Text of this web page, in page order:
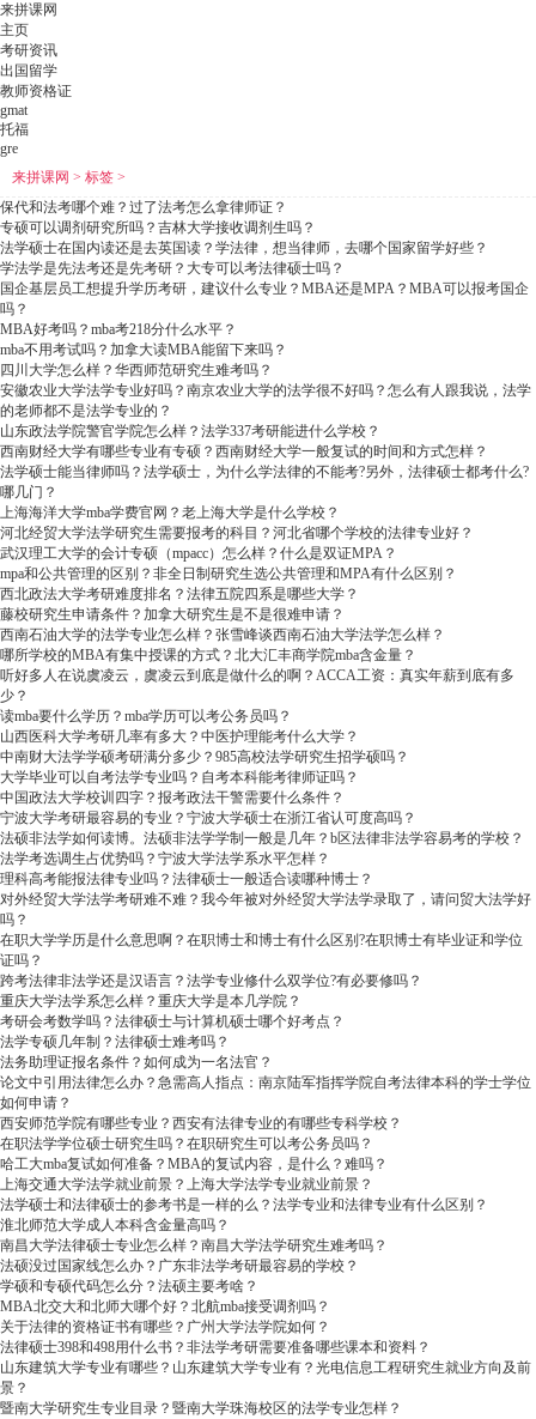
来拼课网
主页
考研资讯
出国留学
教师资格证
gmat
托福
gre
来拼课网 > 标签 >
保代和法考哪个难？过了法考怎么拿律师证？
专硕可以调剂研究所吗？吉林大学接收调剂生吗？
法学硕士在国内读还是去英国读？学法律，想当律师，去哪个国家留学好些？
学法学是先法考还是先考研？大专可以考法律硕士吗？
国企基层员工想提升学历考研，建议什么专业？MBA还是MPA？MBA可以报考国企
吗？
MBA好考吗？mba考218分什么水平？
mba不用考试吗？加拿大读MBA能留下来吗？
四川大学怎么样？华西师范研究生难考吗？
安徽农业大学法学专业好吗？南京农业大学的法学很不好吗？怎么有人跟我说，法学
的老师都不是法学专业的？
山东政法学院警官学院怎么样？法学337考研能进什么学校？
西南财经大学有哪些专业有专硕？西南财经大学一般复试的时间和方式怎样？
法学硕士能当律师吗？法学硕士，为什么学法律的不能考?另外，法律硕士都考什么?
哪几门？
上海海洋大学mba学费官网？老上海大学是什么学校？
河北经贸大学法学研究生需要报考的科目？河北省哪个学校的法律专业好？
武汉理工大学的会计专硕（mpacc）怎么样？什么是双证MPA？
mpa和公共管理的区别？非全日制研究生选公共管理和MPA有什么区别？
西北政法大学考研难度排名？法律五院四系是哪些大学？
藤校研究生申请条件？加拿大研究生是不是很难申请？
西南石油大学的法学专业怎么样？张雪峰谈西南石油大学法学怎么样？
哪所学校的MBA有集中授课的方式？北大汇丰商学院mba含金量？
听好多人在说虞凌云，虞凌云到底是做什么的啊？ACCA工资：真实年薪到底有多
少？
读mba要什么学历？mba学历可以考公务员吗？
山西医科大学考研几率有多大？中医护理能考什么大学？
中南财大法学学硕考研满分多少？985高校法学研究生招学硕吗？
大学毕业可以自考法学专业吗？自考本科能考律师证吗？
中国政法大学校训四字？报考政法干警需要什么条件？
宁波大学考研最容易的专业？宁波大学硕士在浙江省认可度高吗？
法硕非法学如何读博。法硕非法学学制一般是几年？b区法律非法学容易考的学校？
法学考选调生占优势吗？宁波大学法学系水平怎样？
理科高考能报法律专业吗？法律硕士一般适合读哪种博士？
对外经贸大学法学考研难不难？我今年被对外经贸大学法学录取了，请问贸大法学好
吗？
在职大学学历是什么意思啊？在职博士和博士有什么区别?在职博士有毕业证和学位
证吗？
跨考法律非法学还是汉语言？法学专业修什么双学位?有必要修吗？
重庆大学法学系怎么样？重庆大学是本几学院？
考研会考数学吗？法律硕士与计算机硕士哪个好考点？
法学专硕几年制？法律硕士难考吗？
法务助理证报名条件？如何成为一名法官？
论文中引用法律怎么办？急需高人指点：南京陆军指挥学院自考法律本科的学士学位
如何申请？
西安师范学院有哪些专业？西安有法律专业的有哪些专科学校？
在职法学学位硕士研究生吗？在职研究生可以考公务员吗？
哈工大mba复试如何准备？MBA的复试内容，是什么？难吗？
上海交通大学法学就业前景？上海大学法学专业就业前景？
法学硕士和法律硕士的参考书是一样的么？法学专业和法律专业有什么区别？
淮北师范大学成人本科含金量高吗？
南昌大学法律硕士专业怎么样？南昌大学法学研究生难考吗？
法硕没过国家线怎么办？广东非法学考研最容易的学校？
学硕和专硕代码怎么分？法硕主要考啥？
MBA北交大和北师大哪个好？北航mba接受调剂吗？
关于法律的资格证书有哪些？广州大学法学院如何？
法律硕士398和498用什么书？非法学考研需要准备哪些课本和资料？
山东建筑大学专业有哪些？山东建筑大学专业有？光电信息工程研究生就业方向及前
景？
暨南大学研究生专业目录？暨南大学珠海校区的法学专业怎样？